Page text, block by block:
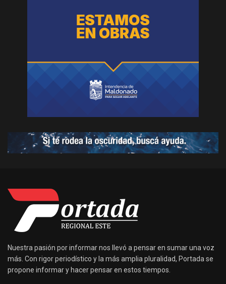
Nuestra pasión por informar nos llevó a pensar en sumar una voz
más. Con rigor periodístico y la más amplia pluralidad, Portada se
propone informar y hacer pensar en estos tiempos.